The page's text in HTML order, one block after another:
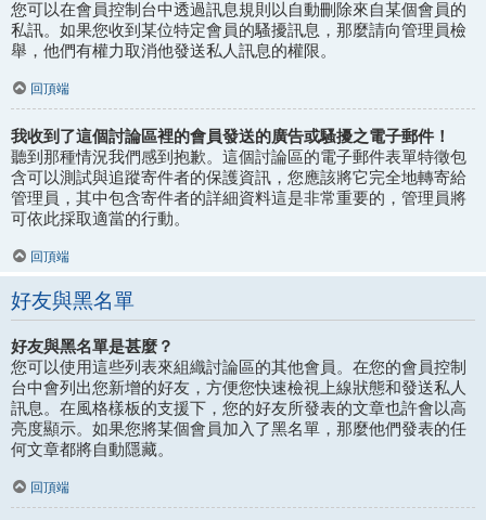
您可以在會員控制台中透過訊息規則以自動刪除來自某個會員的
私訊。如果您收到某位特定會員的騷擾訊息，那麼請向管理員檢
舉，他們有權力取消他發送私人訊息的權限。
回頂端
我收到了這個討論區裡的會員發送的廣告或騷擾之電子郵件！
聽到那種情況我們感到抱歉。這個討論區的電子郵件表單特徵包
含可以測試與追蹤寄件者的保護資訊，您應該將它完全地轉寄給
管理員，其中包含寄件者的詳細資料這是非常重要的，管理員將
可依此採取適當的行動。
回頂端
好友與黑名單
好友與黑名單是甚麼？
您可以使用這些列表來組織討論區的其他會員。在您的會員控制
台中會列出您新增的好友，方便您快速檢視上線狀態和發送私人
訊息。在風格樣板的支援下，您的好友所發表的文章也許會以高
亮度顯示。如果您將某個會員加入了黑名單，那麼他們發表的任
何文章都將自動隱藏。
回頂端